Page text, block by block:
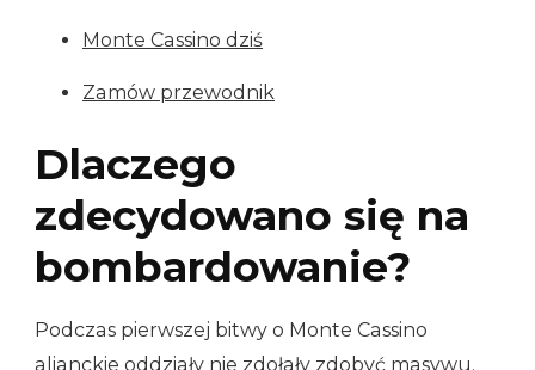
Monte Cassino dziś
Zamów przewodnik
Dlaczego
zdecydowano się na
bombardowanie?
Podczas pierwszej bitwy o Monte Cassino
alianckie oddziały nie zdołały zdobyć masywu.